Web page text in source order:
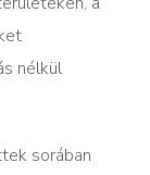
nélkül
sorában